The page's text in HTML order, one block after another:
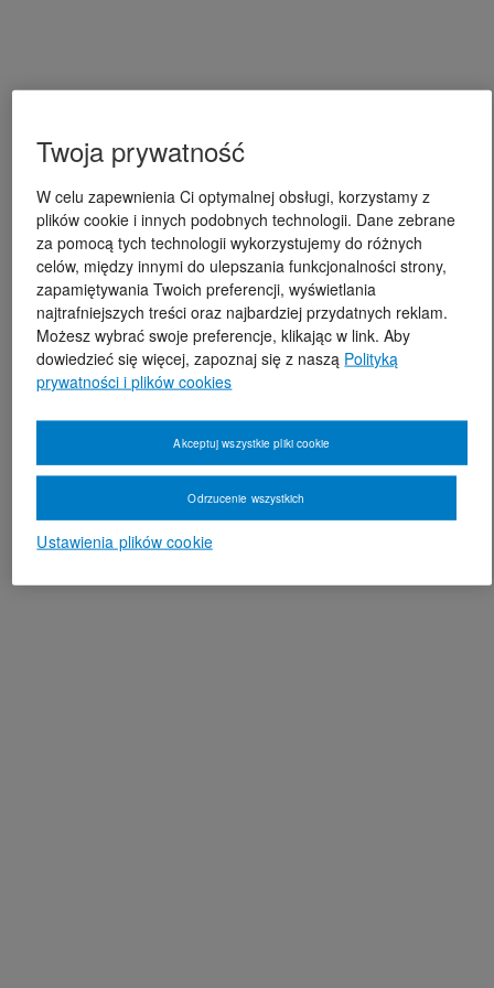
Twoja prywatność
W celu zapewnienia Ci optymalnej obsługi, korzystamy z
plików cookie i innych podobnych technologii. Dane zebrane
za pomocą tych technologii wykorzystujemy do różnych
celów, między innymi do ulepszania funkcjonalności strony,
zapamiętywania Twoich preferencji, wyświetlania
najtrafniejszych treści oraz najbardziej przydatnych reklam.
Możesz wybrać swoje preferencje, klikając w link. Aby
dowiedzieć się więcej, zapoznaj się z naszą Polityką
prywatności i plików cookies
Ustawienia plików cookie
Odrzucenie wszystkich
Akceptuj wszystkie pliki cookie